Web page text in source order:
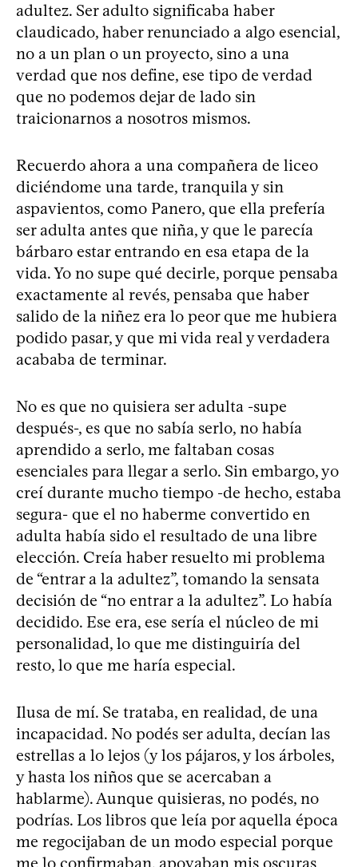
adultez. Ser adulto significaba haber
claudicado, haber renunciado a algo esencial,
no a un plan o un proyecto, sino a una
verdad que nos define, ese tipo de verdad
que no podemos dejar de lado sin
traicionarnos a nosotros mismos.
Recuerdo ahora a una compañera de liceo
diciéndome una tarde, tranquila y sin
aspavientos, como Panero, que ella prefería
ser adulta antes que niña, y que le parecía
bárbaro estar entrando en esa etapa de la
vida. Yo no supe qué decirle, porque pensaba
exactamente al revés, pensaba que haber
salido de la niñez era lo peor que me hubiera
podido pasar, y que mi vida real y verdadera
acababa de terminar.
No es que no quisiera ser adulta -supe
después-, es que no sabía serlo, no había
aprendido a serlo, me faltaban cosas
esenciales para llegar a serlo. Sin embargo, yo
creí durante mucho tiempo -de hecho, estaba
segura- que el no haberme convertido en
adulta había sido el resultado de una libre
elección. Creía haber resuelto mi problema
de “entrar a la adultez”, tomando la sensata
decisión de “no entrar a la adultez”. Lo había
decidido. Ese era, ese sería el núcleo de mi
personalidad, lo que me distinguiría del
resto, lo que me haría especial.
Ilusa de mí. Se trataba, en realidad, de una
incapacidad. No podés ser adulta, decían las
estrellas a lo lejos (y los pájaros, y los árboles,
y hasta los niños que se acercaban a
hablarme). Aunque quisieras, no podés, no
podrías. Los libros que leía por aquella época
me regocijaban de un modo especial porque